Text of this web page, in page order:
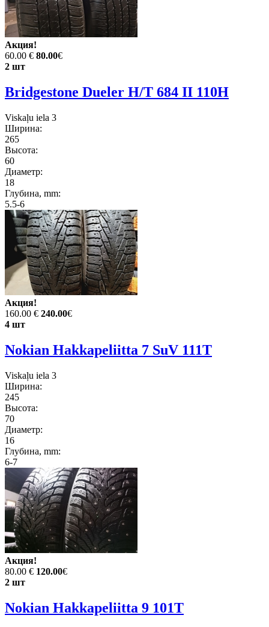
Акция!
60.00 € 80.00€
2 шт
Bridgestone Dueler H/T 684 II 110H
Viskaļu iela 3
Ширина:
265
Высота:
60
Диаметр:
18
Глубина, mm:
5.5-6
Акция!
160.00 € 240.00€
4 шт
Nokian Hakkapeliitta 7 SuV 111T
Viskaļu iela 3
Ширина:
245
Высота:
70
Диаметр:
16
Глубина, mm:
6-7
Акция!
80.00 € 120.00€
2 шт
Nokian Hakkapeliitta 9 101T